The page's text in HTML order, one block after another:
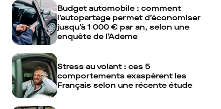
Budget automobile : comment
l’autopartage permet d’économiser
jusqu’à 1 000 € par an, selon une
enquête de l’Ademe
Stress au volant : ces 5
comportements exaspèrent les
Français selon une récente étude